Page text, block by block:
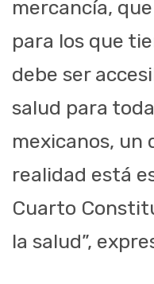
mercancía,
para los que
debe ser
salud para
mexicanos, un
realidad está
Cuarto
la salud”,